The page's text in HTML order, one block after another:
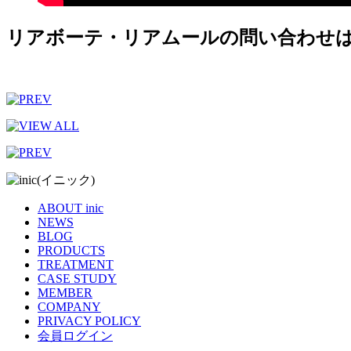
リアボーテ・リアムールの問い合わせ
ABOUT inic
NEWS
BLOG
PRODUCTS
TREATMENT
CASE STUDY
MEMBER
COMPANY
PRIVACY POLICY
会員ログイン